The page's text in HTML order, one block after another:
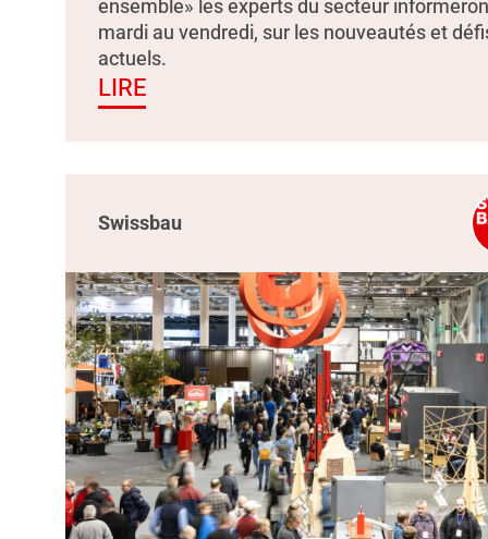
ensemble» les experts du secteur
mardi au vendredi, sur les nouveautés et
actuels.
LIRE
Swissbau